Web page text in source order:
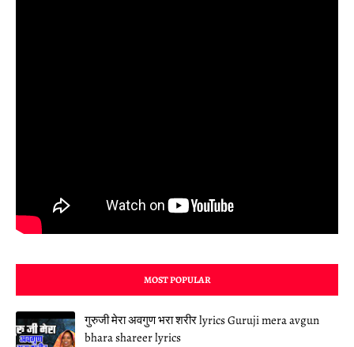
MOST POPULAR
गुरुजी मेरा अवगुण भरा शरीर lyrics Guruji mera avgun
bhara shareer lyrics